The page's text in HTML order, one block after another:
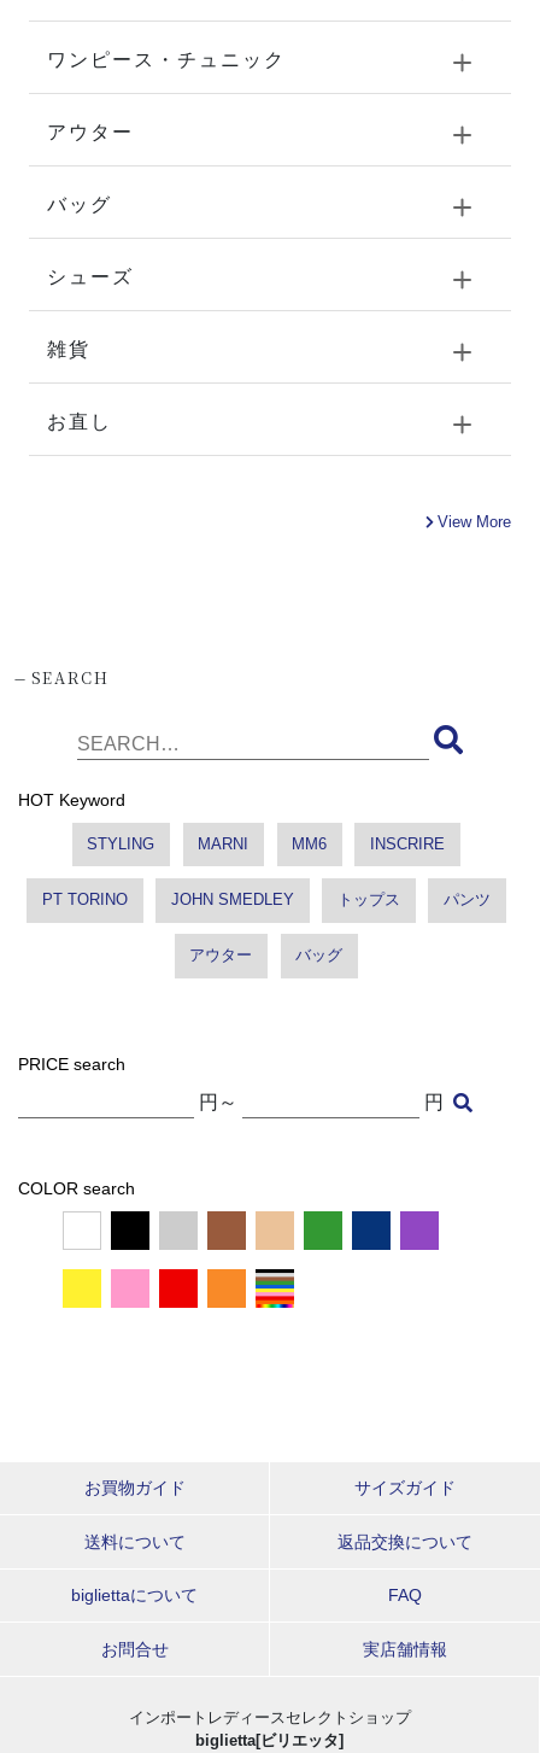
ワンピース・チュニック
アウター
バッグ
シューズ
雑貨
お直し
View More
-SEARCH
HOT Keyword
STYLING MARNI MM6 INSCRIRE
PT TORINO JOHN SMEDLEY トップス パンツ
アウター バッグ
PRICE search
円～ 円
COLOR search
お買物ガイド サイズガイド
送料について 返品交換について
bigliettaについて FAQ
お問合せ 実店舗情報
インポートレディースセレクトショップ
biglietta[ビリエッタ]